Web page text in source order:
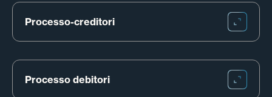
Processo-creditori
Processo debitori